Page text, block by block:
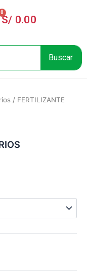
S/ 0.00
Cart
Buscar
/ FERTILIZANTE